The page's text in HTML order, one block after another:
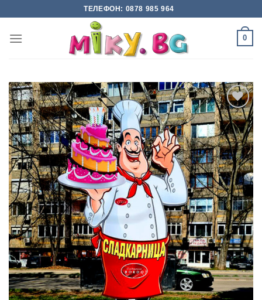
content
ТЕЛЕФОН: 0878 985 964
0
Add to
wishlist